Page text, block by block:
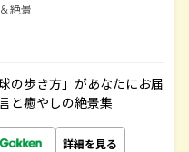
絶景
の歩き方」があなたにお届
と癒やしの絶景集
詳細を見る